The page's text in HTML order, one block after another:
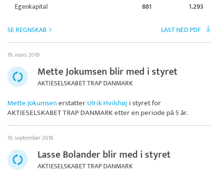
Egenkapital
881 1.293
SE REGNSKAB LAST NED PDF
19. mars 2019
Mette Jokumsen blir med i styret
AKTIESELSKABET TRAP DANMARK
Mette JokumsenerstatterUlrik Hvilshøj i styret for
AKTIESELSKABET TRAP DANMARKetter en periode på 5 år.
19. september 2018
Lasse Bolander blir med i styret
AKTIESELSKABET TRAP DANMARK